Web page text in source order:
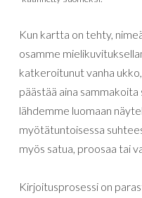
Kun kartta on tehty,
osamme
katkeroitunut vanha
päästää aina sammakoita
lähdemme luomaan
myötätuntoisessa
myös satua, proosaa tai
Kirjoitusprosessi on